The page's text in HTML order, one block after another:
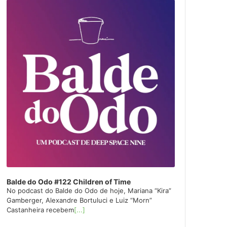
Player
Balde do Odo #122 Children of Time
No podcast do Balde do Odo de hoje, Mariana “Kira”
Gamberger, Alexandre Bortuluci e Luiz “Morn”
Castanheira recebem[...]